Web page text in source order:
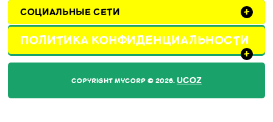
СОЦИАЛЬНЫЕ СЕТИ +
ПОЛИТИКА КОНФИДЕНЦИАЛЬНОСТИ
+
COPYRIGHT MYCORP © 2026. UCOZ